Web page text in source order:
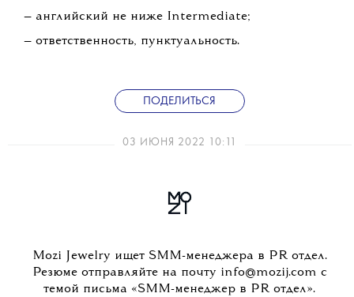
— английский не ниже Intermediate;
— ответственность, пунктуальность.
ПОДЕЛИТЬСЯ
03 ИЮНЯ 2022 10:11
Mozi Jewelry ищет SMM-менеджера в PR отдел.
Резюме отправляйте на почту info@mozij.com с
темой письма «SMM-менеджер в PR отдел».